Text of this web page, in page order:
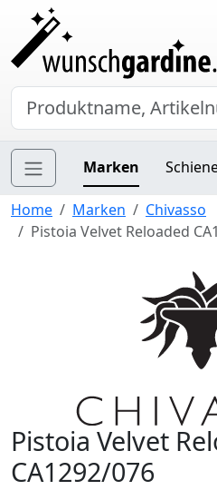
Marken
Home Marken
Chivasso
Pistoia Velvet Reloaded
Pistoia Velvet
CA1292/076